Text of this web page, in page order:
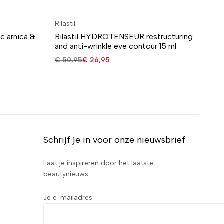
arnica &
Rilastil
Rilastil HYDROTENSEUR restructuring
and anti-wrinkle eye contour 15 ml
€50,95€26,95
Schrijf je in voor onze nieuwsbrief
Laat je inspireren door het laatste
beautynieuws.
Je e-mailadres